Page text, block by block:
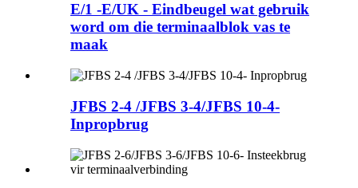
E/1 -E/UK - Eindbeugel wat gebruik
word om die terminaalblok vas te
maak
JFBS 2-4 /JFBS 3-4/JFBS 10-4-
Inpropbrug